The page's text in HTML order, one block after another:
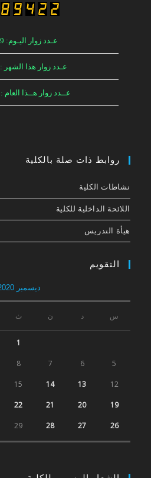
عـدد زوار اليـوم: 159
عـدد زوار هذا الشهر : 2455
عــدد زوار هــذا العام : 87106
روابط ذات صلة بالكلية
نشاطات الكلية
اللائحة الداخلیة للكلیة
هيأة التدريس
التقويم
ديسمبر 2020
س د ن ث
1
5
6
7
8
12
13
14
15
19
20
21
22
26
27
28
29